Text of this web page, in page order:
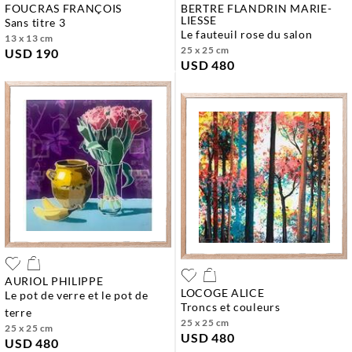
FOUCRAS FRANÇOIS
sans titre 3
13 x 13 cm
USD 190
BERTRE FLANDRIN MARIE-
LIESSE
le fauteuil rose du salon
25 x 25 cm
USD 480
AURIOL PHILIPPE
le pot de verre et le pot de
terre
25 x 25 cm
USD 480
LOCOGE ALICE
troncs et couleurs
25 x 25 cm
USD 480